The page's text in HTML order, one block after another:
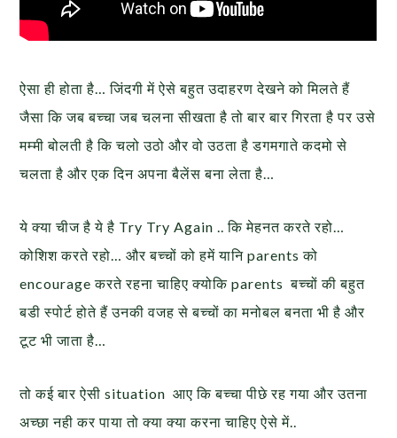
ऐसा ही होता है… जिंदगी में ऐसे बहुत उदाहरण देखने को मिलते हैं
जैसा कि जब बच्चा जब चलना सीखता है तो बार बार गिरता है पर उसे
मम्मी बोलती है कि चलो उठो और वो उठता है डगमगाते कदमो से
चलता है और एक दिन अपना बैलेंस बना लेता है…
ये क्या चीज है ये है Try Try Again .. कि मेहनत करते रहो…
कोशिश करते रहो… और बच्चों को हमें यानि parents को
encourage करते रहना चाहिए क्योकि parents बच्चों की बहुत
बडी स्पोर्ट होते हैं उनकी वजह से बच्चों का मनोबल बनता भी है और
टूट भी जाता है…
तो कई बार ऐसी situation आए कि बच्चा पीछे रह गया और उतना
अच्छा नही कर पाया तो क्या क्या करना चाहिए ऐसे में..